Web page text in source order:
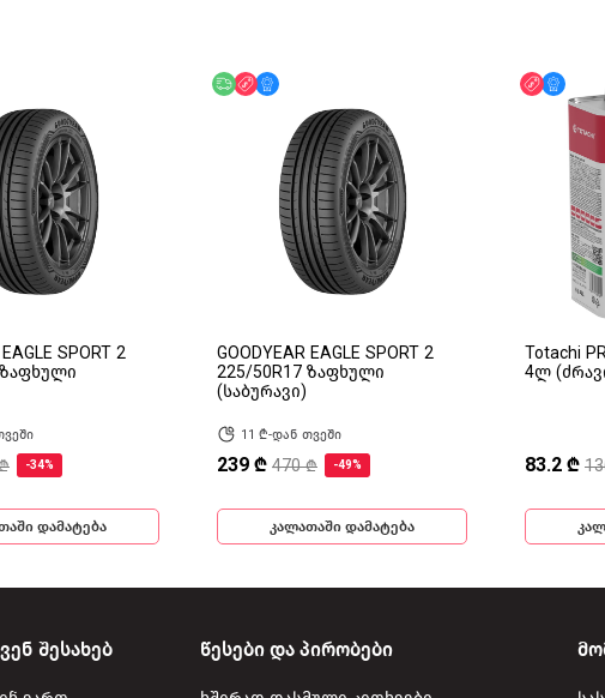
SPORT 2
-34%
დამატება
უფასო მიწოდება
ფასდაკლება
GOODYEAR EAGLE SPORT 2
225/50R17 ზაფხული
(საბურავი)
11 ₾-დან თვეში
239 ₾ 470 ₾ -49%
კალათაში დამატება
Totachi
4ლ
83.2 ₾
შესახებ წესები და პირობები